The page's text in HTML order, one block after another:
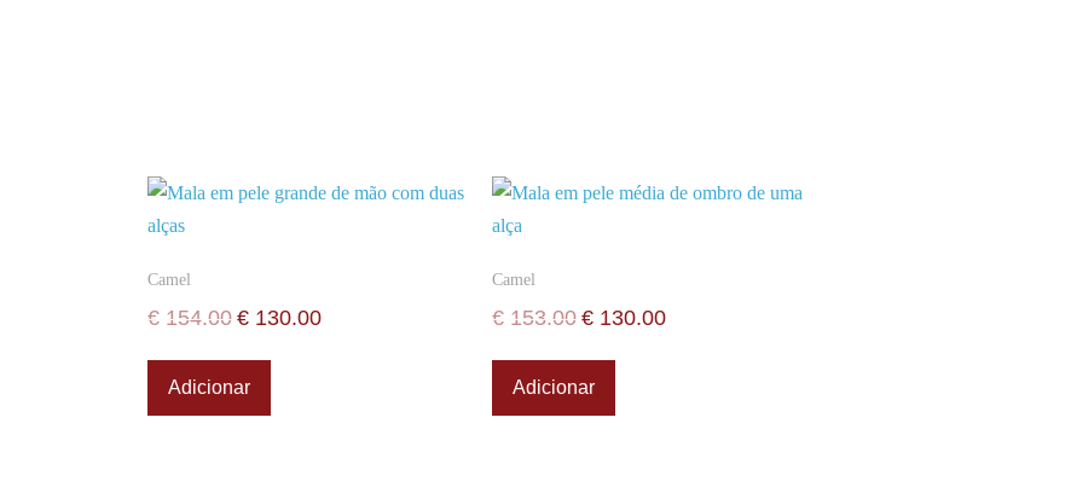
Camel
€ 154.00 € 130.00
Adicionar
Camel
€ 153.00 € 130.00
Adicionar